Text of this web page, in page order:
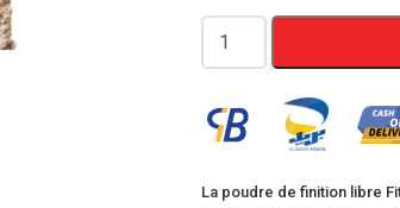
quantité
de
Maybelline
Fit
Poudre
La poudre de finition libre